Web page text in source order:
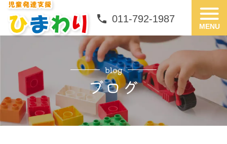
phone 011-792-1987
phone 011-792-1987
blog
ブログ